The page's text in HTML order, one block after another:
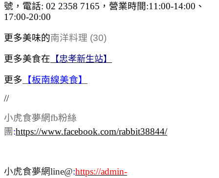
號，電話: 02 2358 7165，營業時間:11:00-14:00、
17:00-20:00
更多美味的南洋料理 (30)
更多美食在 【忠孝新生站】
更多 【板南線美食】
//
小虎食夢網fb粉絲
團 :https://www.facebook.com/rabbit38844/
小虎食夢網line@:https://admin-